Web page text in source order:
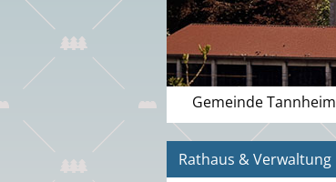
Gemeinde Tannheim
Rathaus & Verwaltung